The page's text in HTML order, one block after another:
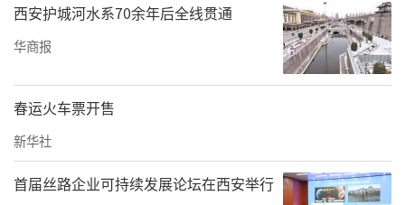
西安护城河水系70余年后全线贯通
华商报
春运火车票开售
新华社
首届丝路企业可持续发展论坛在西安举行